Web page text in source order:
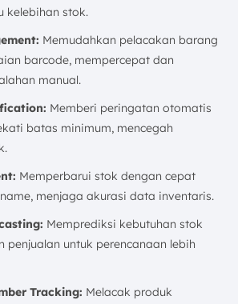
kelebihan stok.
Memudahkan pelacakan barang
barcode, mempercepat dan
manual.
Memberi peringatan otomatis
batas minimum, mencegah
Memperbarui stok dengan cepat
menjaga akurasi data inventaris.
Memprediksi kebutuhan stok
penjualan untuk perencanaan lebih
Tracking: Melacak produk